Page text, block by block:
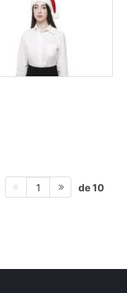
1 de 10